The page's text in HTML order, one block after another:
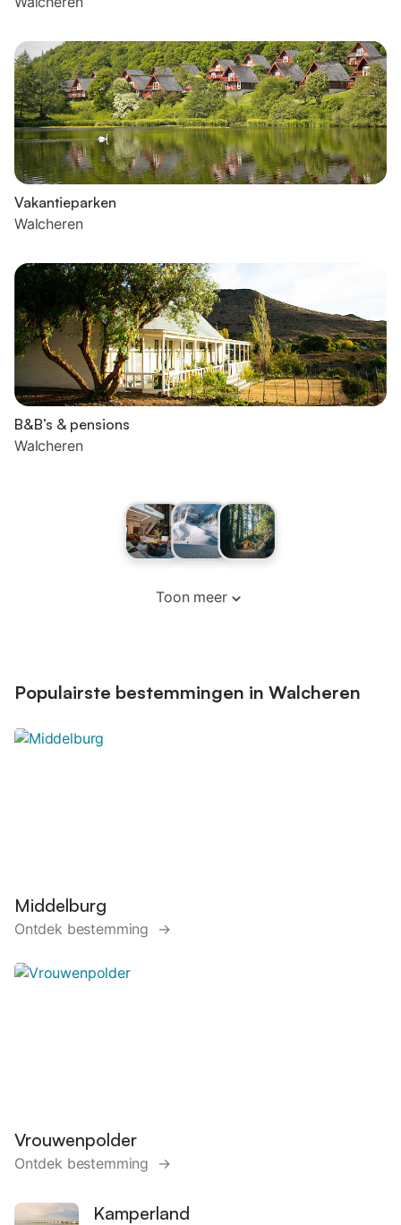
Vakantieparken
Walcheren
B&B’s & pensions
Walcheren
Toon meer
Populairste bestemmingen in Walcheren
Middelburg
Ontdek bestemming →
Vrouwenpolder
Ontdek bestemming →
Kamperland